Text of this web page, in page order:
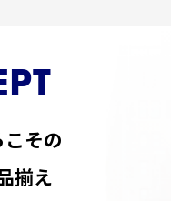
その
揃え